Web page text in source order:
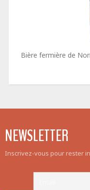
Bière fermière de
NEWSLETTER
Inscrivez-vous pour rester